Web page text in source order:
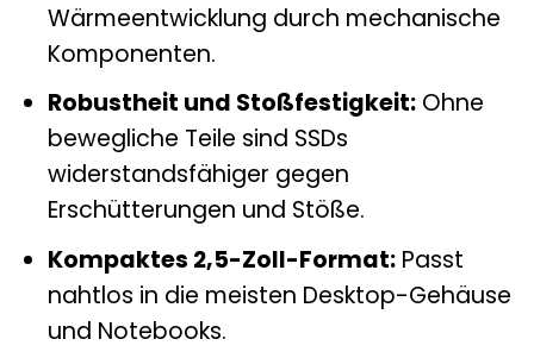
Wärmeentwicklung durch mechanische
Komponenten.
Robustheit und Stoßfestigkeit:Ohne
bewegliche Teile sind SSDs
widerstandsfähiger gegen
Erschütterungen und Stöße.
Kompaktes 2,5-Zoll-Format:Passt
nahtlos in die meisten Desktop-Gehäuse
und Notebooks.